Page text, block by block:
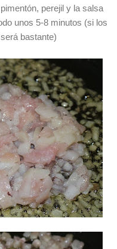
perejil y la salsa
unos 5-8 minutos (si los
bastante)